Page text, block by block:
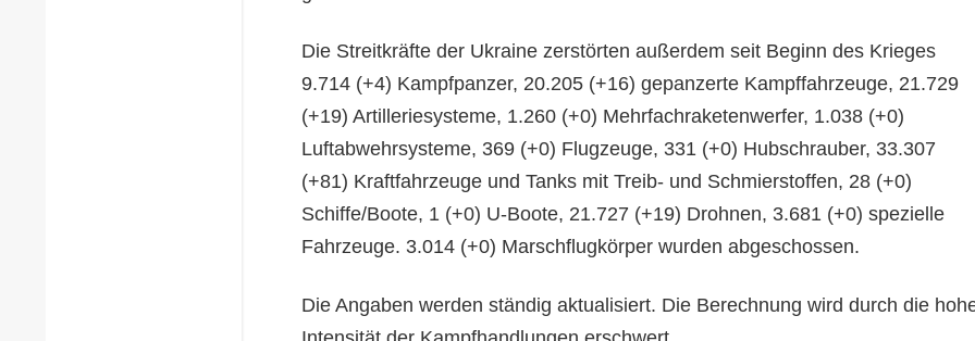
Die Streitkräfte der Ukraine zerstörten außerdem seit Beginn des Krieges
9.714 (+4) Kampfpanzer, 20.205 (+16) gepanzerte Kampffahrzeuge, 21.729
(+19) Artilleriesysteme, 1.260 (+0) Mehrfachraketenwerfer, 1.038 (+0)
Luftabwehrsysteme, 369 (+0) Flugzeuge, 331 (+0) Hubschrauber, 33.307
(+81) Kraftfahrzeuge und Tanks mit Treib- und Schmierstoffen, 28 (+0)
Schiffe/Boote, 1 (+0) U-Boote, 21.727 (+19) Drohnen, 3.681 (+0) spezielle
Fahrzeuge. 3.014 (+0) Marschflugkörper wurden abgeschossen.
Die Angaben werden ständig aktualisiert. Die Berechnung wird durch die